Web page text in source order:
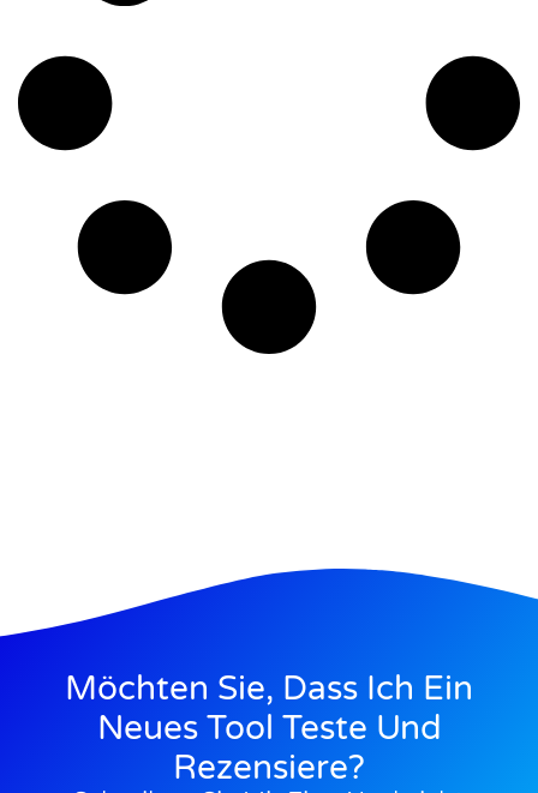
Möchten Sie, Dass Ich Ein
Neues Tool Teste Und
Rezensiere?